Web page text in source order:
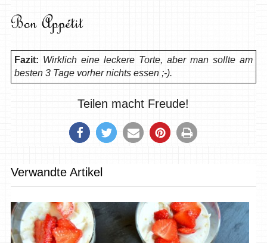
Fazit: Wirklich eine leckere Torte, aber man sollte am
besten 3 Tage vorher nichts essen ;-).
Teilen macht Freude!
Verwandte Artikel